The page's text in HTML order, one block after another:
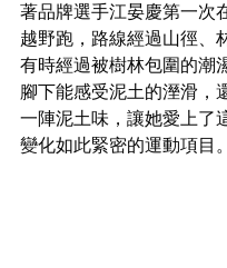
著品牌選手江晏慶第一次
越野跑，路線經過山徑、
有時經過被樹林包圍的潮
腳下能感受泥土的溼滑，
一陣泥土味，讓她愛上了
變化如此緊密的運動項目。